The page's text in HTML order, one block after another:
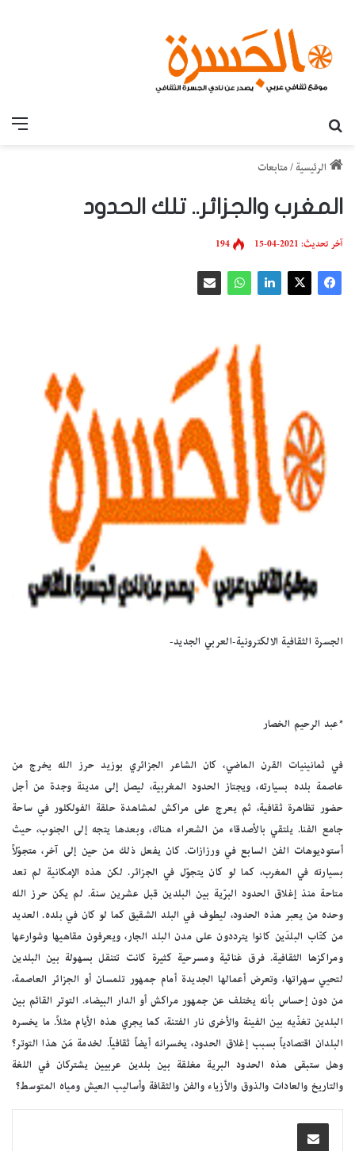
الرئيسية /متابعات
المغرب والجزائر.. تلك الحدود
آخر تحديث: 2021-04-15 194
الجسرة الثقافية الالكترونية-العربي الجديد-
*عبد الرحيم الخصار
في ثمانينيات القرن الماضي، كان الشاعر الجزائري بوزيد حرز الله يخرج من
عاصمة بلده بسيارته، ويجتاز الحدود المغربية، ليصل إلى مدينة وجدة من أجل
حضور تظاهرة ثقافية، ثم يعرج على مراكش لمشاهدة حلقة الفولكلور في ساحة
جامع الفنا. يلتقي بالأصدقاء من الشعراء هناك، وبعدها يتجه إلى الجنوب، حيث
أستوديوهات الفن السابع في ورزازات. كان يفعل ذلك من حين إلى آخر، متجوّلاً
بسيارته في المغرب، كما لو كان يتجوّل في الجزائر. لكن هذه الإمكانية لم تعد
متاحة منذ إغلاق الحدود البرّية بين البلدين قبل عشرين سنة. لم يكن حرز الله
وحده من يعبر هذه الحدود، ليطوف في البلد الشقيق كما لو كان في بلده. العديد
من كتّاب البلدَين كانوا يترددون على مدن البلد الجار، ويعرفون مقاهيها وشوارعها
ومراكزها الثقافية. فرق غنائية ومسرحية كثيرة كانت تتنقل بسهولة بين البلدين
لتحيي سهراتها، وتعرض أعمالها الجديدة أمام جمهور تلمسان أو الجزائر العاصمة،
من دون إحساس بأنه يختلف عن جمهور مراكش أو الدار البيضاء. التوتر القائم بين
البلدين تغذّيه بين الفينة والأخرى نار الفتنة، كما يجري هذه الأيام مثلاً. ما يخسره
البلدان اقتصادياً بسبب إغلاق الحدود، يخسرانه أيضاً ثقافياً. لخدمة مَن هذا التوتر؟
وهل ستبقى هذه الحدود البرية مغلقة بين بلدين عربيين يشتركان في اللغة
والتاريخ والعادات والذوق والأزياء والفن والثقافة وأساليب العيش ومياه المتوسط؟